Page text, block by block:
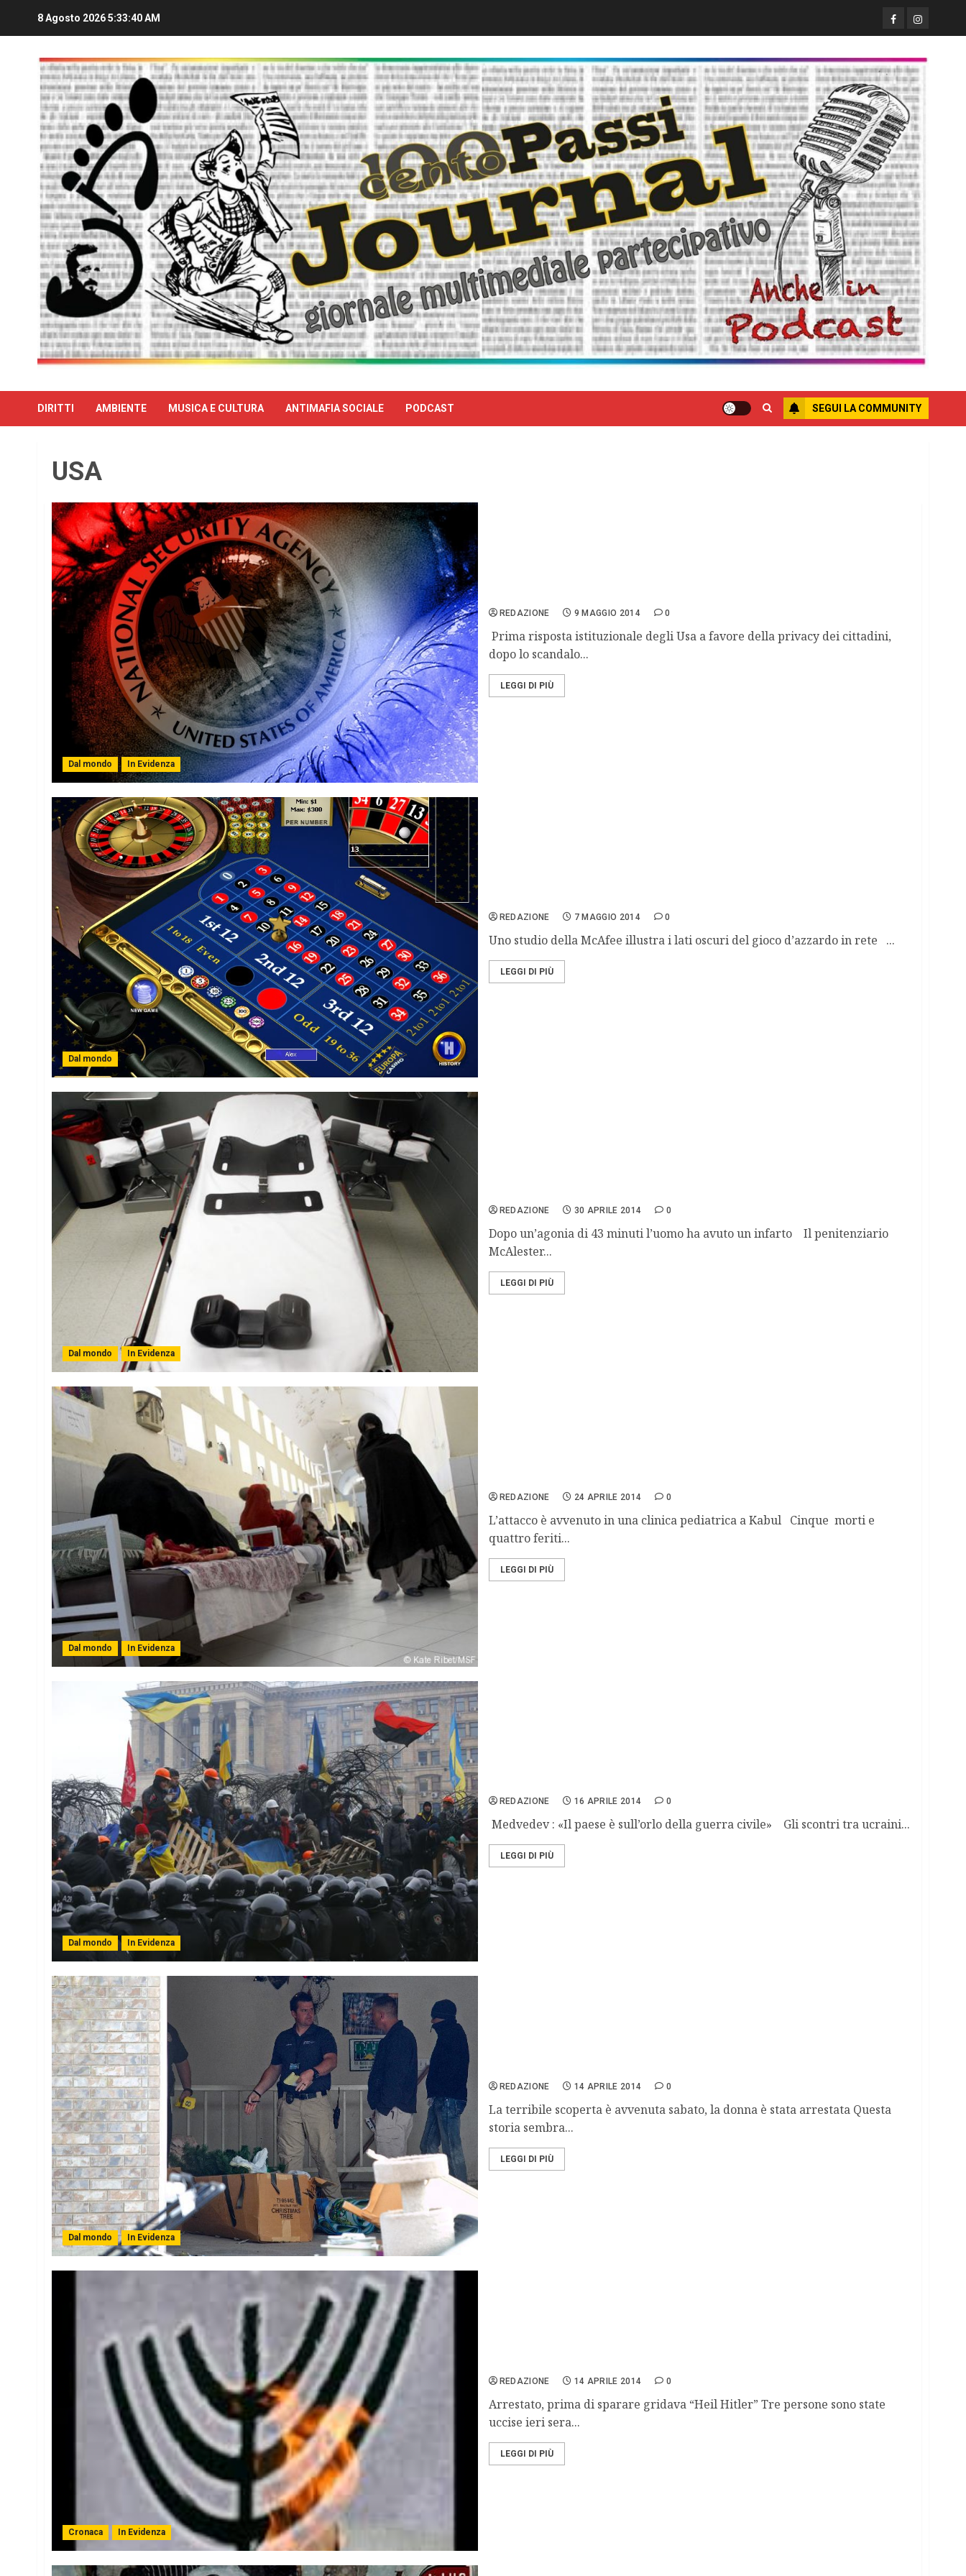
8 Agosto 20265:33:42 AM
DIRITTI AMBIENTE MUSICA E CULTURA ANTIMAFIA SOCIALE PODCAST SEGUI LA COMMUNITY
USA
Dal mondo In Evidenza
REDAZIONE 9 MAGGIO 2014 0
Prima risposta istituzionale degli Usa a favore della privacy dei cittadini,
dopo lo scandalo...
LEGGI DI PIÙ
Dal mondo
REDAZIONE 7 MAGGIO 2014 0
Uno studio della McAfee illustra i lati oscuri del gioco d’azzardo in rete ...
LEGGI DI PIÙ
Dal mondo In Evidenza
REDAZIONE 30 APRILE 2014 0
Dopo un’agonia di 43 minuti l’uomo ha avuto un infarto Il penitenziario
McAlester...
LEGGI DI PIÙ
Dal mondo In Evidenza
REDAZIONE 24 APRILE 2014 0
L’attacco è avvenuto in una clinica pediatrica a Kabul Cinque morti e
quattro feriti...
LEGGI DI PIÙ
Dal mondo In Evidenza
REDAZIONE 16 APRILE 2014 0
Medvedev : «Il paese è sull’orlo della guerra civile» Gli scontri tra ucraini...
LEGGI DI PIÙ
Dal mondo In Evidenza
REDAZIONE 14 APRILE 2014 0
La terribile scoperta è avvenuta sabato, la donna è stata arrestata Questa
storia sembra...
LEGGI DI PIÙ
Cronaca In Evidenza
REDAZIONE 14 APRILE 2014 0
Arrestato, prima di sparare gridava “Heil Hitler” Tre persone sono state
uccise ieri sera...
LEGGI DI PIÙ